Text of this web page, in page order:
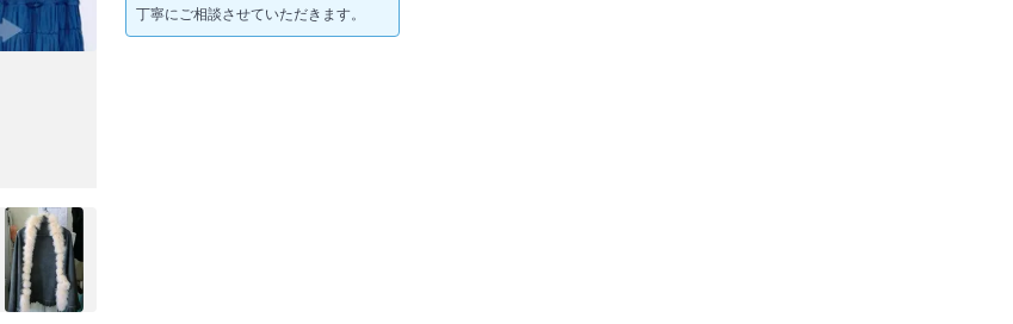
丁寧にご相談させていただきます。